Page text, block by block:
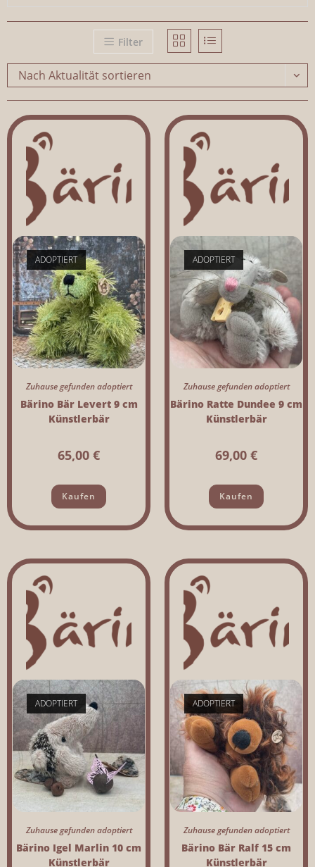
Filter
Nach Aktualität sortieren
ADOPTIERT
Zuhause gefunden adoptiert
Bärino Bär Levert 9 cm
Künstlerbär
65,00 €
Kaufen
ADOPTIERT
Zuhause gefunden adoptiert
Bärino Ratte Dundee 9 cm
Künstlerbär
69,00 €
Kaufen
ADOPTIERT
Zuhause gefunden adoptiert
Bärino Igel Marlin 10 cm
Künstlerbär
ADOPTIERT
Zuhause gefunden adoptiert
Bärino Bär Ralf 15 cm
Künstlerbär